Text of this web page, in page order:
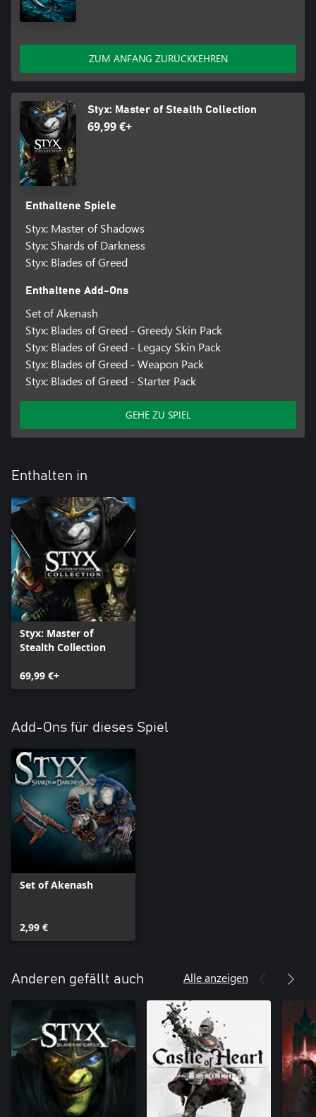
ZUM ANFANG ZURÜCKKEHREN
Styx: Master of Stealth Collection
69,99 €+
Enthaltene Spiele
Styx: Master of Shadows
Styx: Shards of Darkness
Styx: Blades of Greed
Enthaltene Add-Ons
Set of Akenash
Styx: Blades of Greed - Greedy Skin Pack
Styx: Blades of Greed - Legacy Skin Pack
Styx: Blades of Greed - Weapon Pack
Styx: Blades of Greed - Starter Pack
GEHE ZU SPIEL
Enthalten in
Styx: Master of
Stealth Collection
69,99 €+
Add-Ons für dieses Spiel
Set of Akenash
2,99 €
Anderen gefällt auch Alle anzeigen